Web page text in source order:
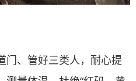
门、管好三类人，耐心提